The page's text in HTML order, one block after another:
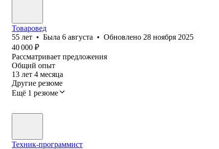
Товаровед
55 лет • Была 6 августа • Обновлено 28 ноября 2025
40 000 ₽
Рассматривает предложения
Общий опыт
13 лет 4 месяца
Другие резюме
Ещё 1 резюме
Техник-программист